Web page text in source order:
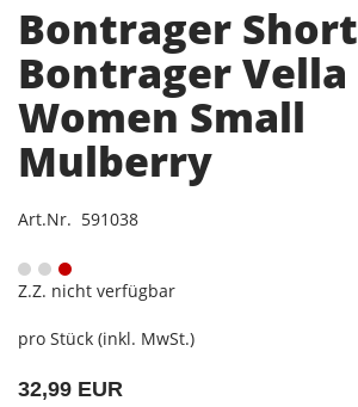
Bontrager Short
Bontrager Vella
Women Small
Mulberry
Art.Nr. 591038
Z.Z. nicht verfügbar
pro Stück (inkl. MwSt.)
32,99 EUR